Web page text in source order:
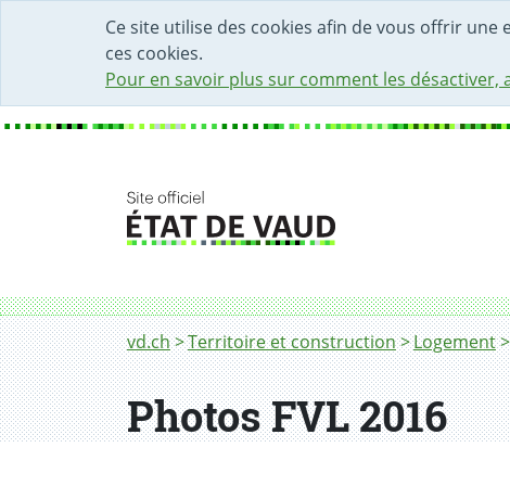
Ce site utilise des cookies afin de vous offrir
ces cookies.
Pour en savoir plus sur comment les
DÉBUT DU CONTENU DE LA PAGE
ACCÈS AU CHAMP DE RECHERCHE
PAGE D'ACCUEIL
FORMULAIRE DE CONTACT
Fil d'Ariane
vd.ch Territoire et construction Logement
Photos FVL 2016
Photos FVL 2016